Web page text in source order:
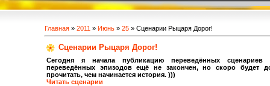
Главная » 2011 » Июнь » 25 » Сценарии Рыцаря Дорог!
Сценарии Рыцаря Дорог!
Сегодня я начала публикацию переведённых
переведённых эпизодов ещё не закончен, но скоро будет
прочитать, чем начинается история. )))
Читать сценарии